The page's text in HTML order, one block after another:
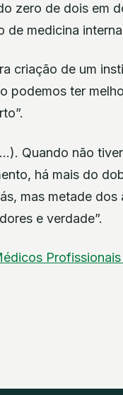
zero de dois em
medicina
criação de um
podemos ter
Quando não
há mais do
mas metade
e verdade”.